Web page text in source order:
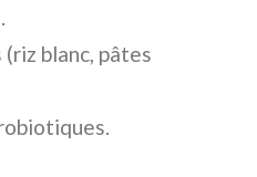
blanc, pâtes